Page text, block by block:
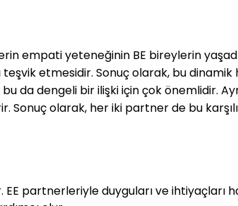
empati yeteneğinin BE bireylerin
teşvik etmesidir. Sonuç olarak, bu
da dengeli bir ilişki için çok önemlidir.
olarak, her iki partner de bu
partnerleriyle duyguları ve ihtiyaçları